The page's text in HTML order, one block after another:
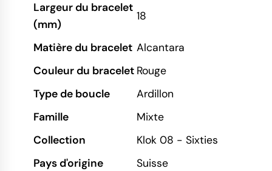
Largeur du bracelet
(mm)
18
Matière du bracelet Alcantara
Couleur du bracelet Rouge
Type de boucle
Ardillon
Famille
Mixte
Collection
Klok 08 - Sixties
Pays d'origine
Suisse